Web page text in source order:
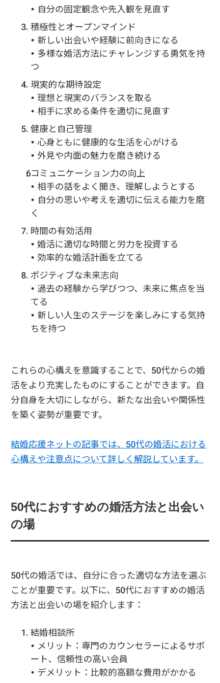
• 自分の固定観念や先入観を見直す
積極性とオープンマインド
• 新しい出会いや経験に前向きになる
• 多様な婚活方法にチャレンジする勇気を持
つ
現実的な期待設定
• 理想と現実のバランスを取る
• 相手に求める条件を適切に見直す
健康と自己管理
• 心身ともに健康的な生活を心がける
• 外見や内面の魅力を磨き続ける
コミュニケーション力の向上
• 相手の話をよく聞き、理解しようとする
• 自分の思いや考えを適切に伝える能力を磨
く
時間の有効活用
• 婚活に適切な時間と労力を投資する
• 効率的な婚活計画を立てる
ポジティブな未来志向
• 過去の経験から学びつつ、未来に焦点を当
てる
• 新しい人生のステージを楽しみにする気持
ちを持つ
これらの心構えを意識することで、50代からの婚
活をより充実したものにすることができます。自
分自身を大切にしながら、新たな出会いや関係性
を築く姿勢が重要です。
結婚応援ネットの記事では、50代の婚活における
心構えや注意点について詳しく解説しています。
50代におすすめの婚活方法と出会い
の場
50代の婚活では、自分に合った適切な方法を選ぶ
ことが重要です。以下に、50代におすすめの婚活
方法と出会いの場を紹介します：
結婚相談所
• メリット：専門のカウンセラーによるサポ
ート、信頼性の高い会員
• デメリット：比較的高額な費用がかかる